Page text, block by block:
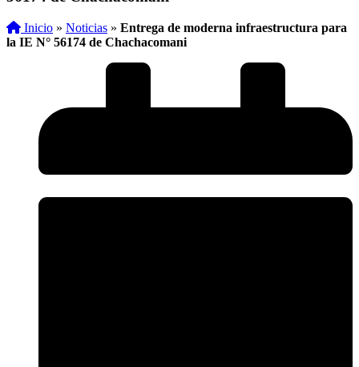
Inicio » Noticias » Entrega de moderna infraestructura para
la IE N° 56174 de Chachacomani